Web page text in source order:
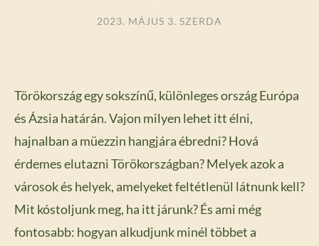
2023. MÁJUS 3. SZERDA
Törökország egy sokszínű, különleges ország Európa
és Ázsia határán. Vajon milyen lehet itt élni,
hajnalban a müezzin hangjára ébredni? Hová
érdemes elutazni Törökországban? Melyek azok a
városok és helyek, amelyeket feltétlenül látnunk kell?
Mit kóstoljunk meg, ha itt járunk? És ami még
fontosabb: hogyan alkudjunk minél többet a